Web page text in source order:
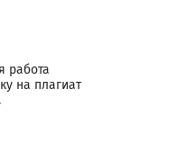
работа
на плагиат